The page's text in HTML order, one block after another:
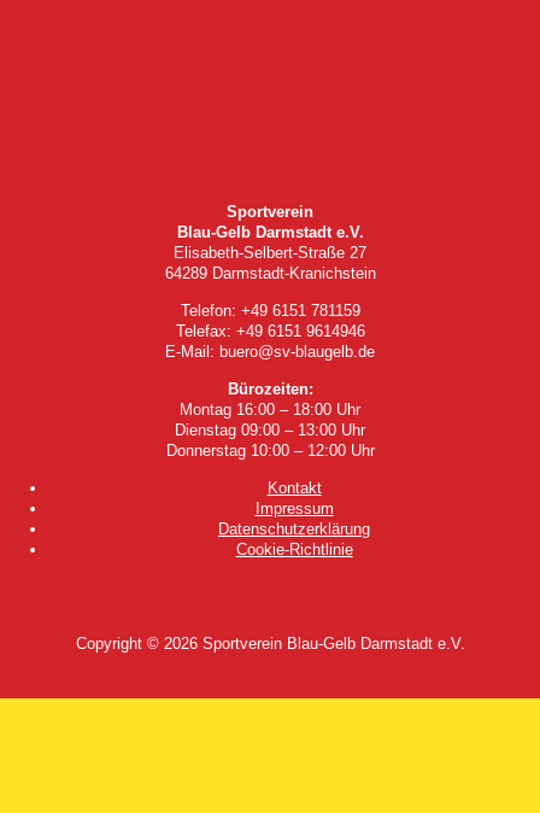
Sportverein
Blau-Gelb Darmstadt e.V.
Elisabeth-Selbert-Straße 27
64289 Darmstadt-Kranichstein
Telefon: +49 6151 781159
Telefax: +49 6151 9614946
E-Mail: buero@sv-blaugelb.de
Bürozeiten:
Montag 16:00 – 18:00 Uhr
Dienstag 09:00 – 13:00 Uhr
Donnerstag 10:00 – 12:00 Uhr
Kontakt
Impressum
Datenschutzerklärung
Cookie-Richtlinie
Copyright © 2026 Sportverein Blau-Gelb Darmstadt e.V.